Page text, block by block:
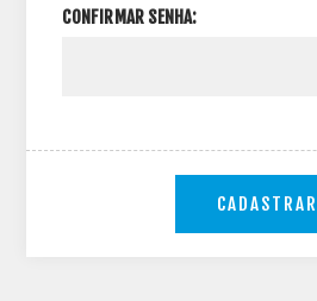
CONFIRMAR SENHA:
CADASTRAR